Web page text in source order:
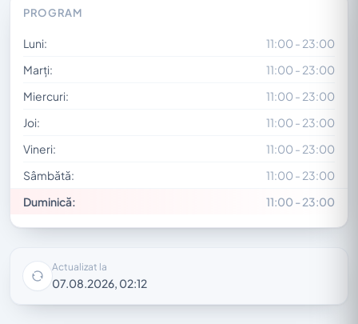
PROGRAM
Luni:
11:00 - 23:00
Marți:
11:00 - 23:00
Miercuri:
11:00 - 23:00
Joi:
11:00 - 23:00
Vineri:
11:00 - 23:00
Sâmbătă:
11:00 - 23:00
Duminică:
11:00 - 23:00
Actualizat la
07.08.2026, 02:12